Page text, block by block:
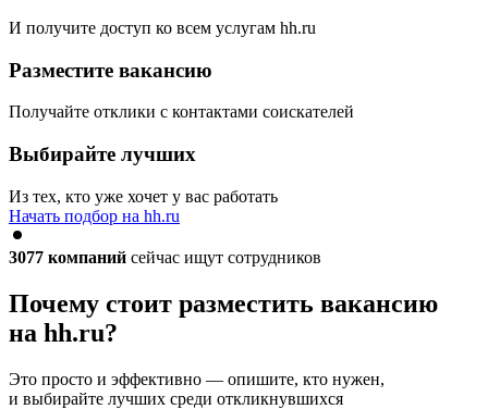
И получите доступ ко всем услугам hh.ru
Разместите вакансию
Получайте отклики с контактами соискателей
Выбирайте лучших
Из тех, кто уже хочет у вас работать
Начать подбор на hh.ru
3077 компаний сейчас ищут сотрудников
Почему стоит разместить вакансию
на hh.ru?
Это просто и эффективно — опишите, кто нужен,
и выбирайте лучших среди откликнувшихся